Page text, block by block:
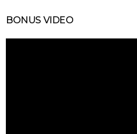
BONUS VIDEO